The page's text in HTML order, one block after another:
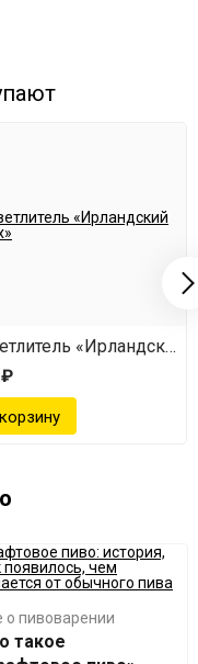
солода«Ирландский
о пивоварении
такое